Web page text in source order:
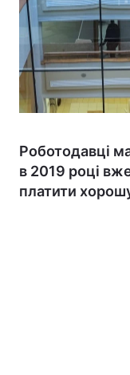
Роботодавці
в 2019 році
платити